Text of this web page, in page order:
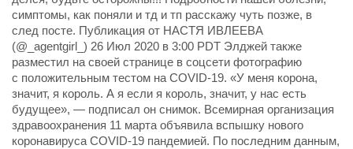
симптомы, как поняли и тд и тп расскажу чуть позже, в
след посте. Публикация от НАСТЯ ИВЛЕЕВА
(@_agentgirl_) 26 Июл 2020 в 3:00 PDT Элджей также
разместил на своей странице в соцсети фотографию
с положительным тестом на COVID-19. «У меня корона,
значит, я король. А я если я король, значит, у нас есть
будущее», — подписал он снимок. Всемирная организация
здравоохранения 11 марта объявила вспышку нового
коронавируса COVID-19 пандемией. По последним данным,